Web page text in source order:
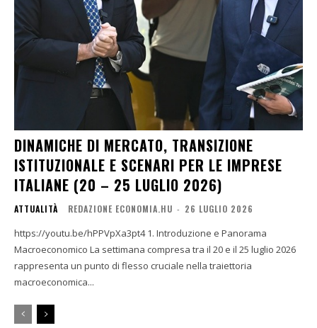
DINAMICHE DI MERCATO, TRANSIZIONE
ISTITUZIONALE E SCENARI PER LE IMPRESE
ITALIANE (20 – 25 LUGLIO 2026)
ATTUALITÀ REDAZIONE ECONOMIA.HU - 26 LUGLIO 2026
https://youtu.be/hPPVpXa3pt4 1. Introduzione e Panorama
Macroeconomico La settimana compresa tra il 20 e il 25 luglio 2026
rappresenta un punto di flesso cruciale nella traiettoria
macroeconomica...